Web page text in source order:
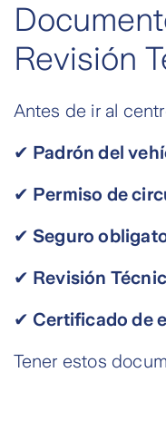
Revisión
Antes de ir al
✔ Padrón del
✔ Permiso de
✔ Seguro
✔ Revisión
✔ Certificado de
Tener estos